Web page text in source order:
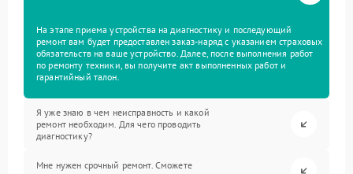
На этапе приема устройства на диагностику и последующий
ремонт вам будет предоставлен заказ-наряд с указанием страховых
обязательств на ваше устройство. Далее, после выполнения работ
по ремонту техники, вы получите акт выполненных работ и
гарантийный талон.
Я уже знаю в чем неисправность и какой
ремонт необходим. Для чего проводить
диагностику?
Мне нужен срочный ремонт. Сможете